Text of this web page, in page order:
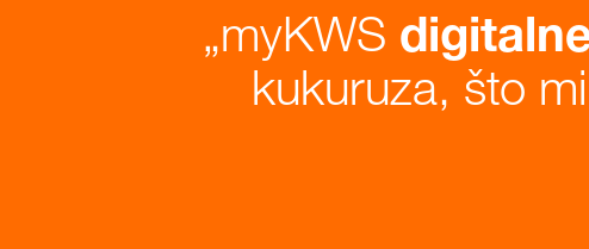
myKWS
kukuruza, što